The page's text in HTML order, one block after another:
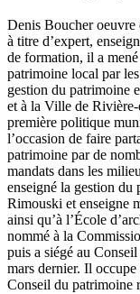
Denis Boucher oeuvre
à titre d’expert,
de formation, il a
patrimoine local par
gestion du patrimoine
et à la Ville de
première politique
l’occasion de faire
patrimoine par de
mandats dans les
enseigné la gestion du
Rimouski et enseigne
ainsi qu’à l’École
nommé à la
puis a siégé au
mars dernier. Il
Conseil du patrimoine